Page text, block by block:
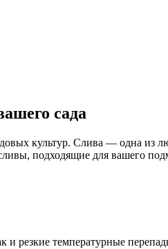
сада
культур. Слива — одна из
подходящие для вашего
резкие температурные